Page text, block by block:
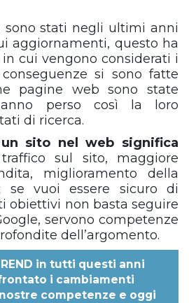
sono stati negli ultimi anni
aggiornamenti, questo ha
cui vengono considerati i
si sono fatte
pagine web sono state
perso così la loro
di ricerca.
sito nel web significa
sul sito, maggiore
miglioramento della
se vuoi essere sicuro di
obiettivi non basta seguire
servono competenze
dell’argomento.
in tutti questi anni
i cambiamenti
competenze e oggi